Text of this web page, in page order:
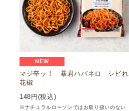
NEW
マジ辛ッ！ 暴君ハバネロ シビれ
花椒
148 円(税込)
※ナチュラルローソンではお取り扱いのない